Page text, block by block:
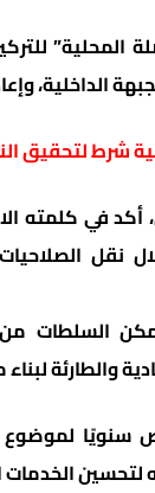
المحلية”
الداخلية،
شرط لتحقيق
في كلمته
نقل
السلطات من
والطارئة
لموضوع
لتحسين